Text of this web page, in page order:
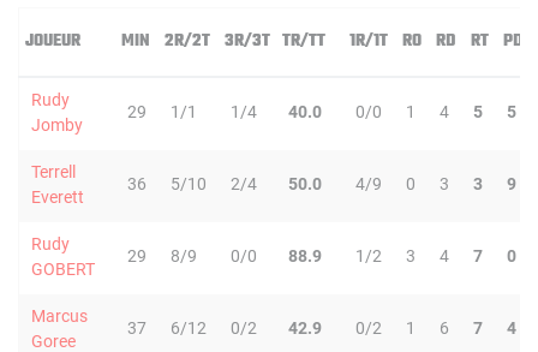
JOUEUR MIN 2R/2T 3R/3T TR/TT 1R/1T RO RD RT PD
Rudy
Jomby
29 1/1 1/4 40.0 0/0 1 4 5 5
Terrell
Everett
36 5/10 2/4 50.0 4/9 0 3 3 9
Rudy
GOBERT
29 8/9 0/0 88.9 1/2 3 4 7 0
Marcus
Goree
37 6/12 0/2 42.9 0/2 1 6 7 4